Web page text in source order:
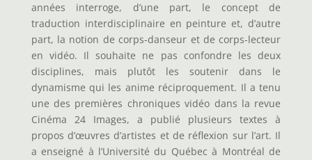
années interroge, d’une part, le concept de
traduction interdisciplinaire en peinture et, d’autre
part, la notion de corps-danseur et de corps-lecteur
en vidéo. Il souhaite ne pas confondre les deux
disciplines, mais plutôt les soutenir dans le
dynamisme qui les anime réciproquement. Il a tenu
une des premières chroniques vidéo dans la revue
Cinéma 24 Images, a publié plusieurs textes à
propos d’œuvres d’artistes et de réflexion sur l’art. Il
a enseigné à l’Université du Québec à Montréal de